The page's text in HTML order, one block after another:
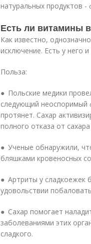
натуральных продуктов
Есть ли витамины
Как известно,
исключение. Есть у него
Польза:
● Польские медики
следующий неоспоримый
протянет. Сахар
полного отказа от
● Ученые обнаружили,
бляшками кровеносных
● Артриты у сладкоежек
удовольствии
● Сахар помогает
заболеваниями этих
сладкого.